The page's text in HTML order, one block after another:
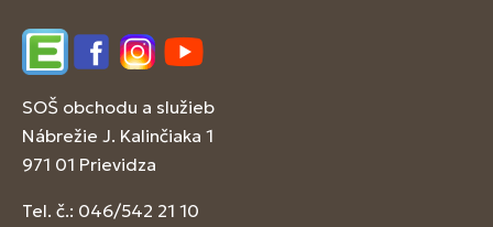
EdupageFacebookInstagram
YouTube
SOŠ obchodu a služieb
Nábrežie J. Kalinčiaka 1
971 01 Prievidza
Tel. č.: 046/542 21 10